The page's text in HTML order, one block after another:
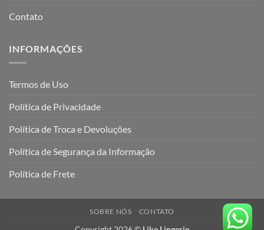
Contato
INFORMAÇÕES
Termos de Uso
Política de Privacidade
Política de Troca e Devoluções
Política de Segurança da Informação
Política de Frete
SOBRE NÓS CONTATO